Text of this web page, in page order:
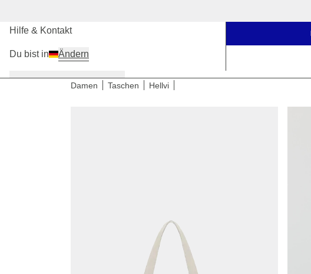
Herren
Hilfe & Kontakt
Du bist in Ändern
Damen Taschen Hellvi